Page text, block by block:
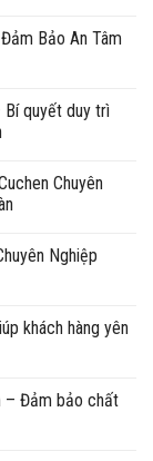
Bảo An Tâm
Bí quyết duy trì
Chuyên
Nghiệp
khách hàng yên
– Đảm bảo chất